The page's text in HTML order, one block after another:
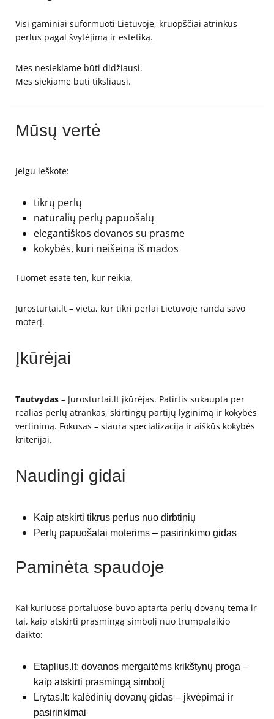
Visi gaminiai suformuoti Lietuvoje, kruopščiai atrinkus
perlus pagal švytėjimą ir estetiką.
Mes nesiekiame būti didžiausi.
Mes siekiame būti tiksliausi.
Mūsų vertė
Jeigu ieškote:
tikrų perlų
natūralių perlų papuošalų
elegantiškos dovanos su prasme
kokybės, kuri neišeina iš mados
Tuomet esate ten, kur reikia.
Jurosturtai.lt – vieta, kur tikri perlai Lietuvoje randa savo
moterį.
Įkūrėjai
Tautvydas – Jurosturtai.lt įkūrėjas. Patirtis sukaupta per
realias perlų atrankas, skirtingų partijų lyginimą ir kokybės
vertinimą. Fokusas – siaura specializacija ir aiškūs kokybės
kriterijai.
Naudingi gidai
Kaip atskirti tikrus perlus nuo dirbtinių
Perlų papuošalai moterims – pasirinkimo gidas
Paminėta spaudoje
Kai kuriuose portaluose buvo aptarta perlų dovanų tema ir
tai, kaip atskirti prasmingą simbolį nuo trumpalaikio
daikto:
Etaplius.lt: dovanos mergaitėms krikštynų proga –
kaip atskirti prasmingą simbolį
Lrytas.lt: kalėdinių dovanų gidas – įkvėpimai ir
pasirinkimai